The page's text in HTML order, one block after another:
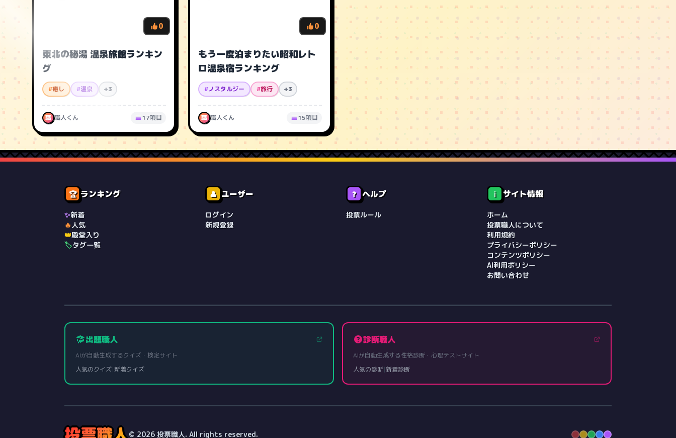
0
東北の秘湯 温泉旅館ランキン
グ
#癒し #温泉 +3
職 職人くん 17項目
0
もう一度泊まりたい昭和レト
ロ温泉宿ランキング
#ノスタルジー #旅行 +3
職 職人くん 15項目
🏆 ランキング
✨新着
🔥人気
👑殿堂入り
🏷️タグ一覧
👤 ユーザー
ログイン
新規登録
❓ ヘルプ
投票ルール
ℹ️ サイト情報
ホーム
投票職人について
利用規約
プライバシーポリシー
コンテンツポリシー
AI利用ポリシー
お問い合わせ
出題職人
AIが自動生成するクイズ・検定サイト
人気のクイズ|新着クイズ
診断職人
AIが自動生成する性格診断・心理テストサイト
人気の診断|新着診断
© 2026 投票職人. All rights reserved.